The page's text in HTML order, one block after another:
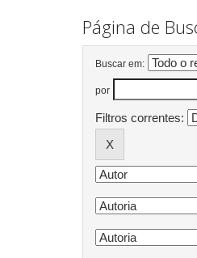
Página de
Buscar em:
por
Filtros correntes: